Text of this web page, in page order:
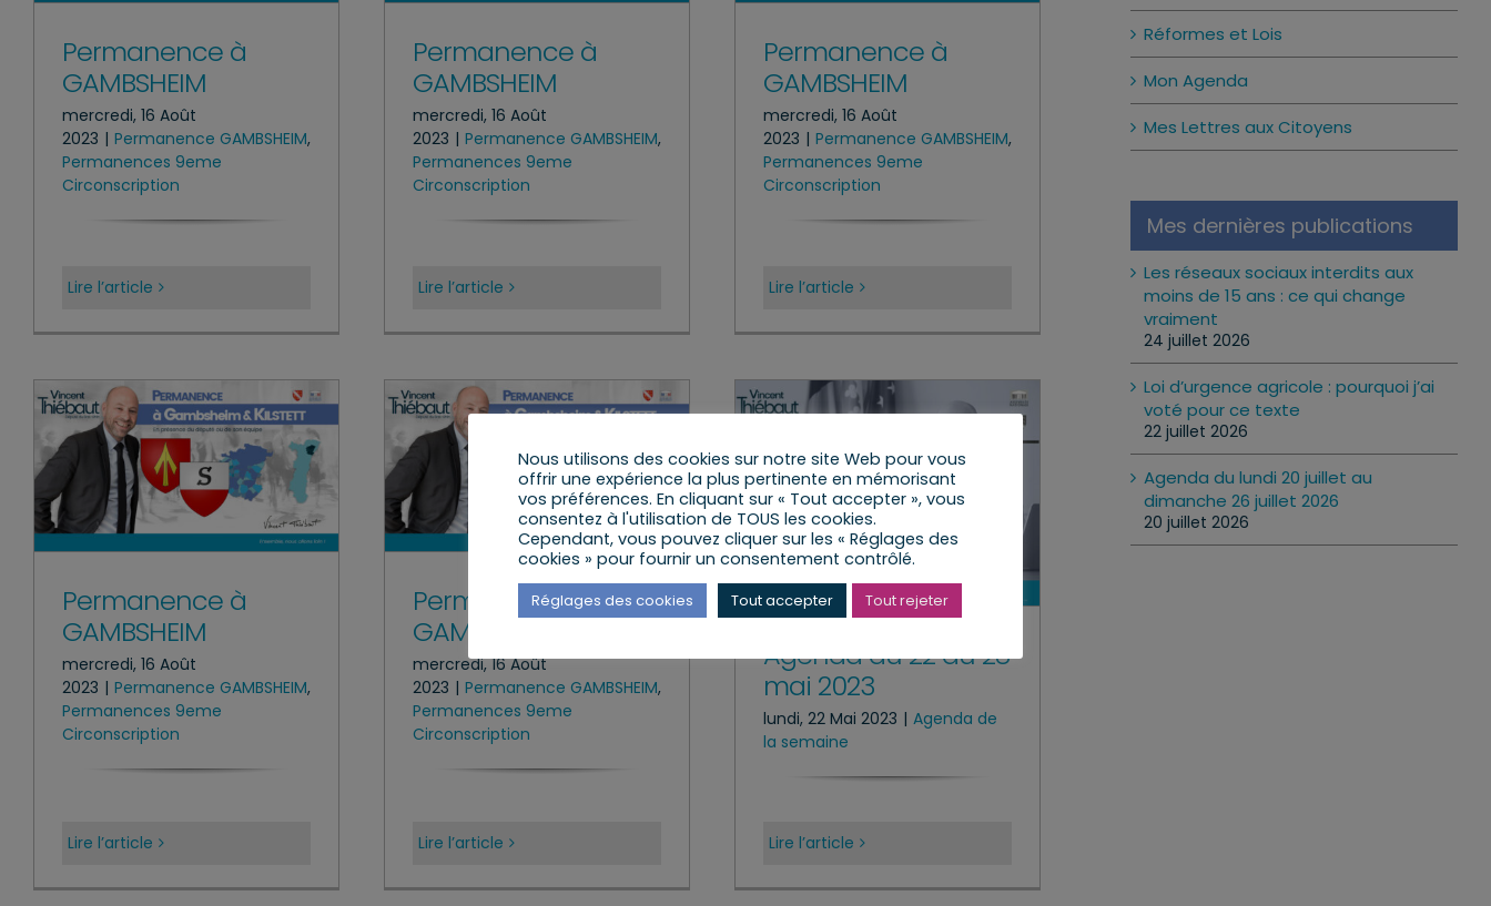
Permanence à
GAMBSHEIM
mercredi, 16 Août
2023 | Permanence GAMBSHEIM,
Permanences 9eme
Circonscription
Lire l’article
Permanence à
GAMBSHEIM
mercredi, 16 Août
2023 | Permanence GAMBSHEIM,
Permanences 9eme
Circonscription
Lire l’article
Permanence à
GAMBSHEIM
mercredi, 16 Août
2023 | Permanence GAMBSHEIM,
Permanences 9eme
Circonscription
Lire l’article
Permanence à
GAMBSHEIM
mercredi, 16 Août
2023 | Permanence GAMBSHEIM,
Permanences 9eme
Circonscription
Lire l’article
Permanence à
GAMBSHEIM
mercredi, 16 Août
2023 | Permanence GAMBSHEIM,
Permanences 9eme
Circonscription
Lire l’article
Agenda du 22 au 28
mai 2023
lundi, 22 Mai 2023 | Agenda de
la semaine
Lire l’article
Réformes et Lois
Mon Agenda
Mes Lettres aux Citoyens
Mes dernières publications
Les réseaux sociaux interdits aux
moins de 15 ans : ce qui change
vraiment
24 juillet 2026
Loi d’urgence agricole : pourquoi j’ai
voté pour ce texte
22 juillet 2026
Agenda du lundi 20 juillet au
dimanche 26 juillet 2026
20 juillet 2026
Nous utilisons des cookies sur notre site Web pour vous
offrir une expérience la plus pertinente en mémorisant
vos préférences. En cliquant sur « Tout accepter », vous
consentez à l'utilisation de TOUS les cookies.
Cependant, vous pouvez cliquer sur les « Réglages des
cookies » pour fournir un consentement contrôlé.
Réglages des cookies Tout accepter Tout rejeter